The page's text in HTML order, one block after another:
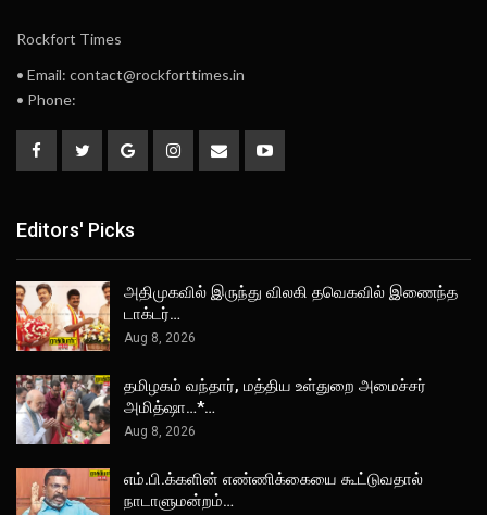
Rockfort Times
• Email: contact@rockforttimes.in
• Phone:
Editors' Picks
அதிமுகவில் இருந்து விலகி தவெகவில் இணைந்த
டாக்டர்…
Aug 8, 2026
தமிழகம் வந்தார், மத்திய உள்துறை அமைச்சர்
அமித்ஷா…*…
Aug 8, 2026
எம்.பி.க்களின் எண்ணிக்கையை கூட்டுவதால்
நாடாளுமன்றம்…